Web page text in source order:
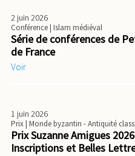
2 juin 2026
Conférence| Islam médiéval
Série de conférences de
de France
Voir
1 juin 2026
Prix| Monde byzantin - Antiquité
Prix Suzanne Amigues
Inscriptions et Belles